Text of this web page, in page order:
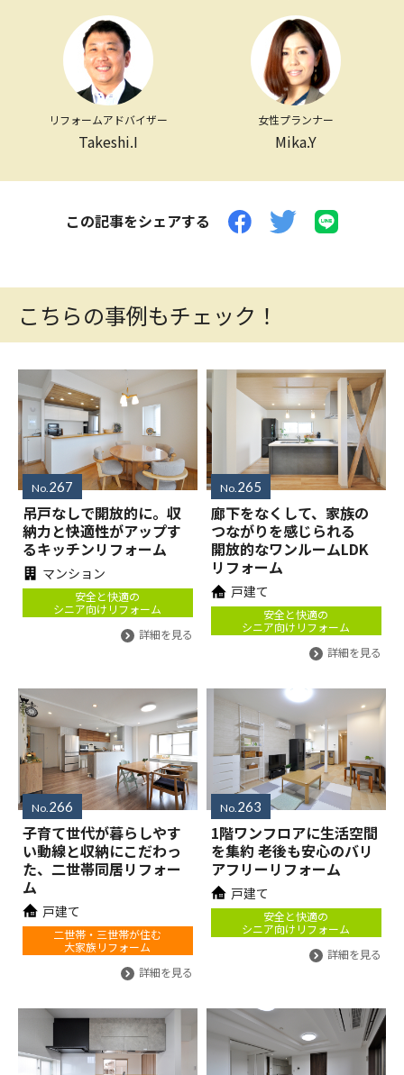
リフォームアドバイザー
Takeshi.I
女性プランナー
Mika.Y
この記事をシェアする
こちらの事例もチェック！
No.267
吊戸なしで開放的に。収
納力と快適性がアップす
るキッチンリフォーム
マンション
安全と快適の
シニア向けリフォーム
詳細を見る
No.265
廊下をなくして、家族の
つながりを感じられる
開放的なワンルームLDK
リフォーム
戸建て
安全と快適の
シニア向けリフォーム
詳細を見る
No. 266
子育て世代が暮らしやす
い動線と収納にこだわっ
た、二世帯同居リフォー
ム
戸建て
二世帯・三世帯が住む
大家族リフォーム
詳細を見る
No. 263
1階ワンフロアに生活空間
を集約 老後も安心のバリ
アフリーリフォーム
戸建て
安全と快適の
シニア向けリフォーム
詳細を見る